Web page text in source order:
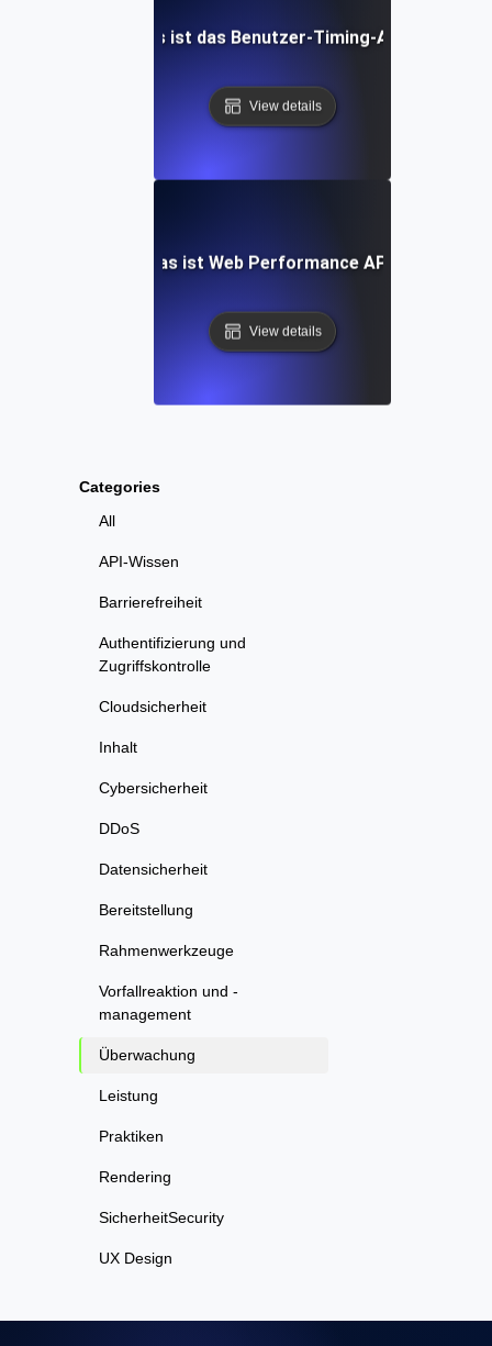
Categories
All
API-Wissen
Barrierefreiheit
Authentifizierung und
Zugriffskontrolle
Cloudsicherheit
Inhalt
Cybersicherheit
DDoS
Datensicherheit
Bereitstellung
Rahmenwerkzeuge
Vorfallreaktion und -
management
Überwachung
Leistung
Praktiken
Rendering
SicherheitSecurity
UX Design
Was ist das Benutzer-Timing-API?
View details
Was ist Web Performance API?
View details